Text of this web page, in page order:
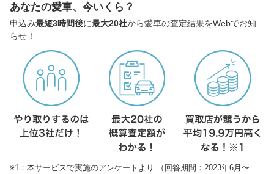
あなたの愛車、今いくら？
申込み最短3時間後に最大20社から愛車の査定結果をWebでお知
らせ！
※1：本サービスで実施のアンケートより （回答期間：2023年6月〜